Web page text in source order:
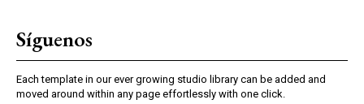
Síguenos
Each template in our ever growing studio library can be added and
moved around within any page effortlessly with one click.